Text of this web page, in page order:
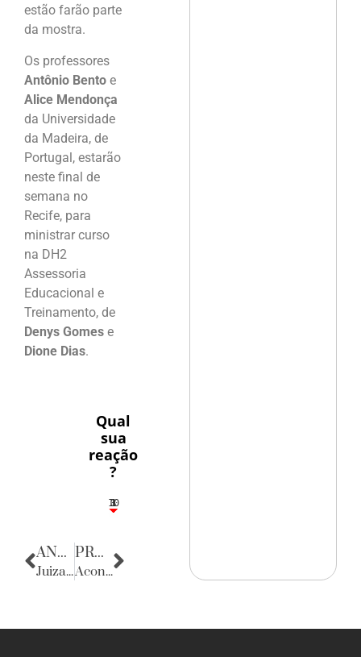
estão farão parte
da mostra.
Os professores
Antônio Bento e
Alice Mendonça
da Universidade
da Madeira, de
Portugal, estarão
neste final de
semana no
Recife, para
ministrar curso
na DH2
Assessoria
Educacional e
Treinamento, de
Denys Gomes e
Dione Dias.
Qual
sua
reação
?
3
1
1
3
10
ANTERIOR
Juizado na Vaquejada
PRÓXIMA
Acontecencias